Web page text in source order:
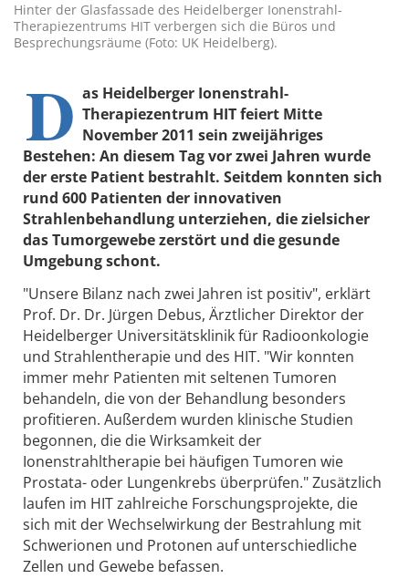
Hinter der Glasfassade des Heidelberger Ionenstrahl-
Therapiezentrums HIT verbergen sich die Büros und
Besprechungsräume (Foto: UK Heidelberg).
D as Heidelberger Ionenstrahl-
Therapiezentrum HIT feiert Mitte
November 2011 sein zweijähriges
Bestehen: An diesem Tag vor zwei Jahren wurde
der erste Patient bestrahlt. Seitdem konnten sich
rund 600 Patienten der innovativen
Strahlenbehandlung unterziehen, die zielsicher
das Tumorgewebe zerstört und die gesunde
Umgebung schont.
"Unsere Bilanz nach zwei Jahren ist positiv", erklärt
Prof. Dr. Dr. Jürgen Debus, Ärztlicher Direktor der
Heidelberger Universitätsklinik für Radioonkologie
und Strahlentherapie und des HIT. "Wir konnten
immer mehr Patienten mit seltenen Tumoren
behandeln, die von der Behandlung besonders
profitieren. Außerdem wurden klinische Studien
begonnen, die die Wirksamkeit der
Ionenstrahltherapie bei häufigen Tumoren wie
Prostata- oder Lungenkrebs überprüfen." Zusätzlich
laufen im HIT zahlreiche Forschungsprojekte, die
sich mit der Wechselwirkung der Bestrahlung mit
Schwerionen und Protonen auf unterschiedliche
Zellen und Gewebe befassen.